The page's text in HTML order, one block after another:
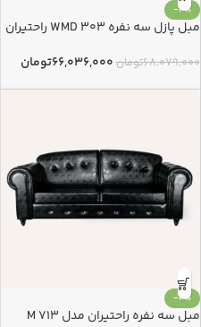
-3%
مبل پازل سه نفره WMD 303 راحتیران
۶۸,۰۷۹,۰۰۰تومان۶۶,۰۳۶,۰۰۰تومان
-3%
مبل سه نفره راحتیران مدل M 713